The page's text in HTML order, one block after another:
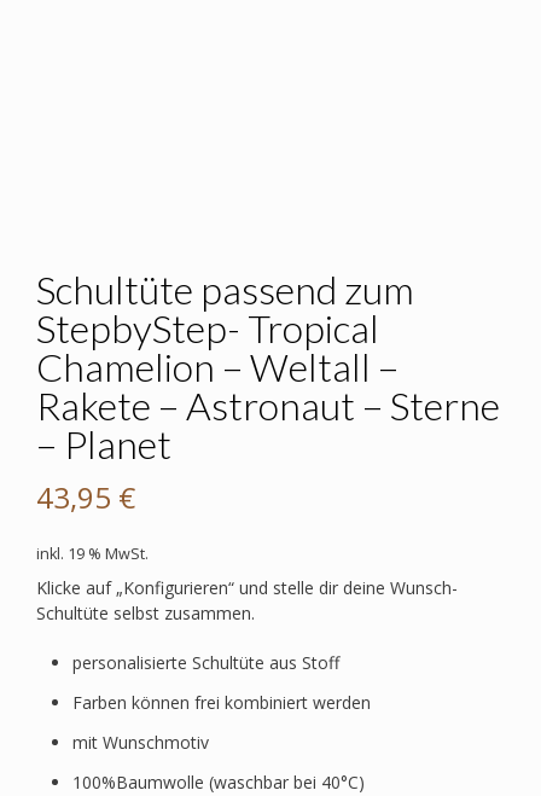
Schultüte passend zum
StepbyStep- Tropical
Chamelion – Weltall –
Rakete – Astronaut – Sterne
– Planet
43,95 €
inkl. 19 % MwSt.
Klicke auf „Konfigurieren“ und stelle dir deine Wunsch-
Schultüte selbst zusammen.
personalisierte Schultüte aus Stoff
Farben können frei kombiniert werden
mit Wunschmotiv
100%Baumwolle (waschbar bei 40°C)